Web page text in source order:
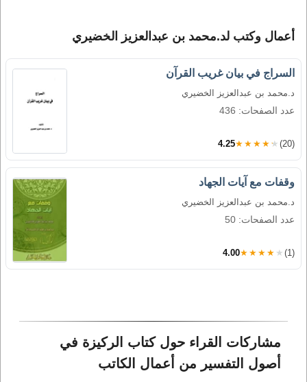
أعمال وكتب لد.محمد بن عبدالعزيز الخضيري
السراج في بيان غريب القرآن
د.محمد بن عبدالعزيز الخضيري
عدد الصفحات: 436
4.25★★★★★ (20)
وقفات مع آيات الجهاد
د.محمد بن عبدالعزيز الخضيري
عدد الصفحات: 50
4.00★★★★★ (1)
مشاركات القراء حول كتاب الركيزة في
أصول التفسير من أعمال الكاتب